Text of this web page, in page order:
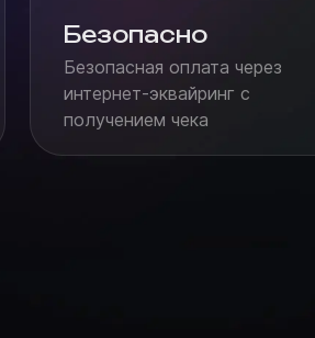
Безопасно
Безопасная оплата через
интернет-эквайринг с
получением чека